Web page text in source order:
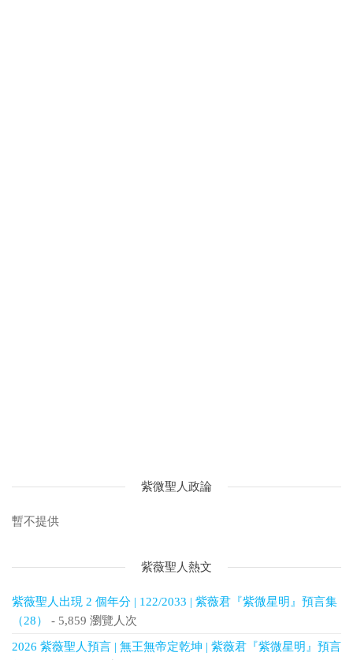
紫微聖人政論
暫不提供
紫薇聖人熱文
紫薇聖人出現 2 個年分 | 122/2033 | 紫薇君『紫微星明』預言集
（28）
- 5,859 瀏覽人次
2026 紫薇聖人預言 | 無王無帝定乾坤 | 紫薇君『紫微星明』預言